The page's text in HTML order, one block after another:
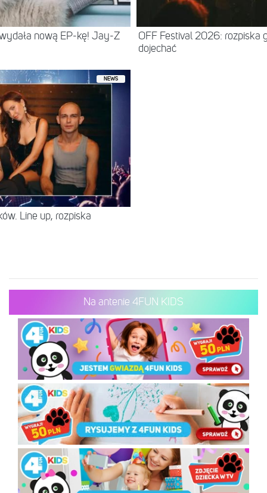
nową EP-kę! Jay-Z
OFF Festival 2026: rozpiska
dojechać
NEWS
Line up, rozpiska
Na antenie 4FUN KIDS